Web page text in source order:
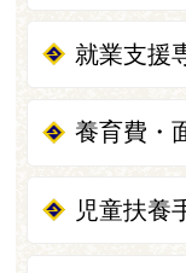
就業支援
養育費・
児童扶養